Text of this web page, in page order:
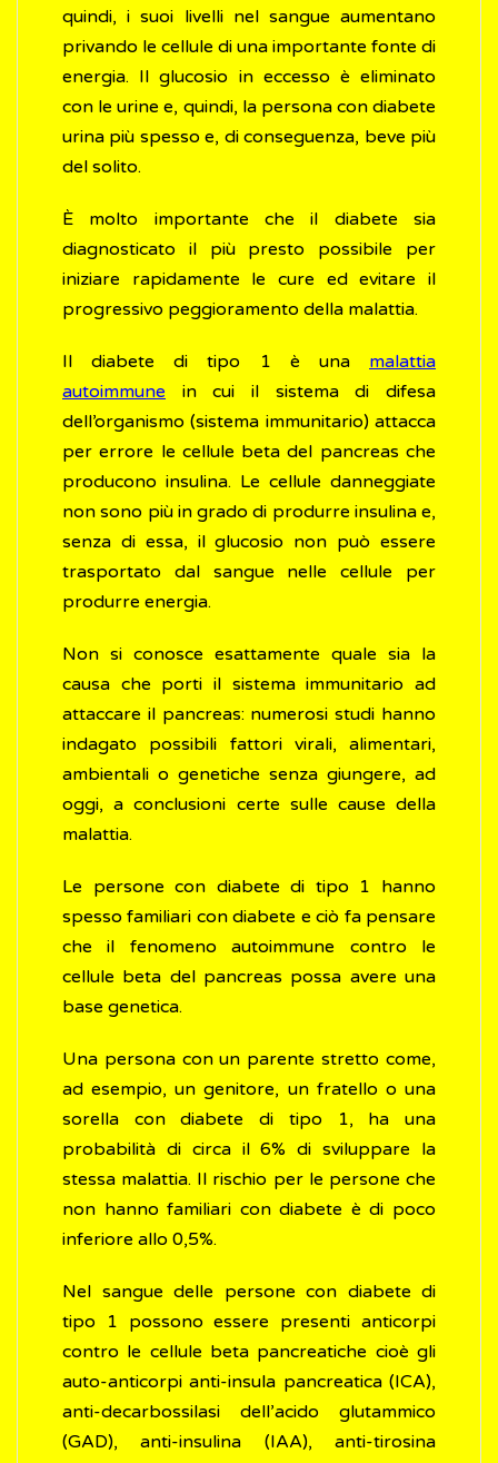
quindi, i suoi livelli nel sangue aumentano
privando le cellule di una importante fonte di
energia. Il glucosio in eccesso è eliminato
con le urine e, quindi, la persona con diabete
urina più spesso e, di conseguenza, beve più
del solito.
È molto importante che il diabete sia
diagnosticato il più presto possibile per
iniziare rapidamente le cure ed evitare il
progressivo peggioramento della malattia.
Il diabete di tipo 1 è una malattia
autoimmune in cui il sistema di difesa
dell’organismo (sistema immunitario) attacca
per errore le cellule beta del pancreas che
producono insulina. Le cellule danneggiate
non sono più in grado di produrre insulina e,
senza di essa, il glucosio non può essere
trasportato dal sangue nelle cellule per
produrre energia.
Non si conosce esattamente quale sia la
causa che porti il sistema immunitario ad
attaccare il pancreas: numerosi studi hanno
indagato possibili fattori virali, alimentari,
ambientali o genetiche senza giungere, ad
oggi, a conclusioni certe sulle cause della
malattia.
Le persone con diabete di tipo 1 hanno
spesso familiari con diabete e ciò fa pensare
che il fenomeno autoimmune contro le
cellule beta del pancreas possa avere una
base genetica.
Una persona con un parente stretto come,
ad esempio, un genitore, un fratello o una
sorella con diabete di tipo 1, ha una
probabilità di circa il 6% di sviluppare la
stessa malattia. Il rischio per le persone che
non hanno familiari con diabete è di poco
inferiore allo 0,5%.
Nel sangue delle persone con diabete di
tipo 1 possono essere presenti anticorpi
contro le cellule beta pancreatiche cioè gli
auto-anticorpi anti-insula pancreatica (ICA),
anti-decarbossilasi dell’acido glutammico
(GAD), anti-insulina (IAA), anti-tirosina